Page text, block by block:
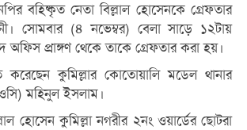
বহিষ্কৃত নেতা বিল্লাল হোসেনকে গ্রেফতার
সোমবার (৪ নভেম্বর) বেলা সাড়ে ১২টায়
অফিস প্রাঙ্গণ থেকে তাকে গ্রেফতার করা হয়।
করেছেন কুমিল্লার কোতোয়ালি মডেল থানার
মহিনুল ইসলাম।
হোসেন কুমিল্লা নগরীর ২নং ওয়ার্ডের ছোটরা